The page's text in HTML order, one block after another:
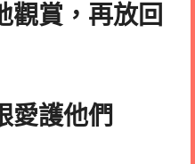
觀賞，再放回
愛護他們